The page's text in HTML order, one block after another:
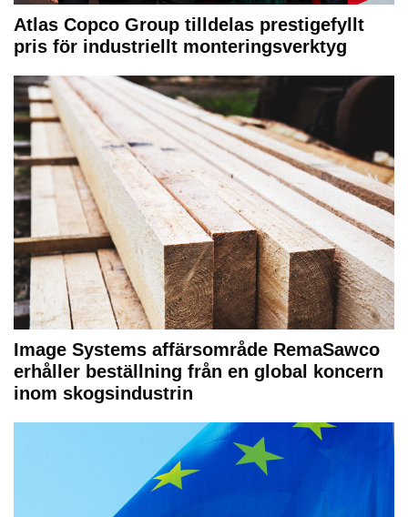
Atlas Copco Group tilldelas prestigefyllt
pris för industriellt monteringsverktyg
Image Systems affärsområde RemaSawco
erhåller beställning från en global koncern
inom skogsindustrin